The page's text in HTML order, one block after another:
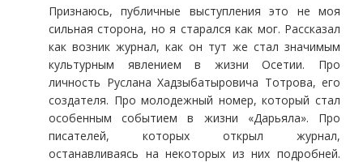
Признаюсь, публичные выступления это не моя
сильная сторона, но я старался как мог. Рассказал
как возник журнал, как он тут же стал значимым
культурным явлением в жизни Осетии. Про
личность Руслана Хадзыбатыровича Тотрова, его
создателя. Про молодежный номер, который стал
особенным событием в жизни «Дарьяла». Про
писателей, которых открыл журнал,
останавливаясь на некоторых из них подробней.